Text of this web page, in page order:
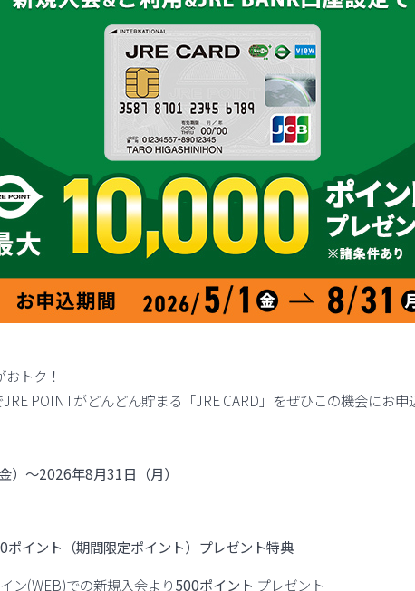
トク！
POINTがどんどん貯まる「JRE CARD」をぜひこの機会にお申
）～2026年8月31日（月）
ポイント（期間限定ポイント）プレゼント特典
ン(WEB)での新規入会より500ポイント プレゼント